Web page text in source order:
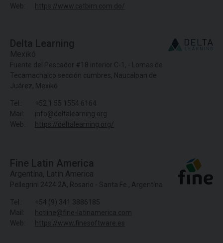
Web:
https://www.catbim.com.do/
Delta Learning
Mexikó
Fuente del Pescador #18 interior C-1, - Lomas de
Tecamachalco sección cumbres, Naucalpan de
Juárez, Mexikó
Tel.:
+52 1 55 1554 6164
Mail:
info@deltalearning.org
Web:
https://deltalearning.org/
Fine Latin America
Argentína, Latin America
Pellegrini 2424 2A, Rosario - Santa Fe , Argentína
Tel.:
+54 (9) 341 3886185
Mail:
hotline@fine-latinamerica.com
Web:
https://www.finesoftware.es